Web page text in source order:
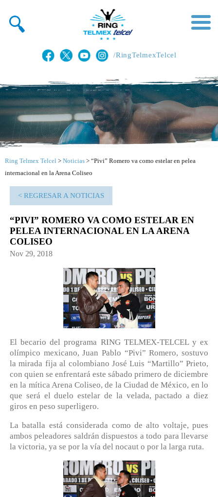
/RingTelmexTelcel
Ring Telmex Telcel > Noticias > “Pivi” Romero va como estelar en pelea
internacional en la Arena Coliseo
< REGRESAR A NOTICIAS
“PIVI” ROMERO VA COMO ESTELAR EN
PELEA INTERNACIONAL EN LA ARENA
COLISEO
Nov 29, 2018
El becario del programa RING TELMEX-TELCEL y ex
olímpico mexicano, Juan Pablo “Pivi” Romero, sostuvo
la mirada fija al colombiano José Luis “Martillo” Prieto,
con quien se enfrentará este sábado primero de diciembre
en la mítica Arena Coliseo, de la Ciudad de México, en lo
que será el duelo estelar de la velada, pactado a diez
giros en peso superligero.
La batalla está considerada como de alto voltaje, pues
ambos peleadores saldrán dispuestos a todo para llevarse
la victoria, ya se por la vía del nocaut o por la larga ruta.